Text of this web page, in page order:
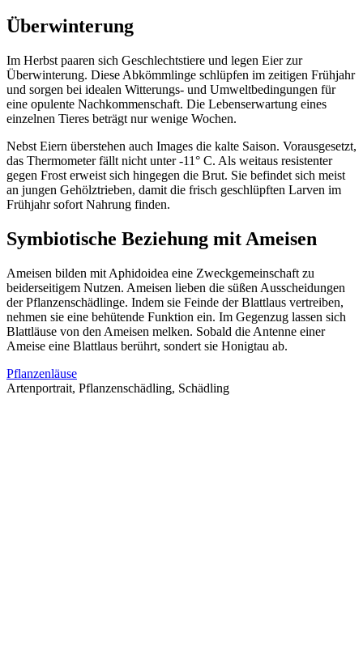
Überwinterung
Im Herbst paaren sich Geschlechtstiere und legen Eier zur
Überwinterung. Diese Abkömmlinge schlüpfen im zeitigen Frühjahr
und sorgen bei idealen Witterungs- und Umweltbedingungen für
eine opulente Nachkommenschaft. Die Lebenserwartung eines
einzelnen Tieres beträgt nur wenige Wochen.
Nebst Eiern überstehen auch Images die kalte Saison. Vorausgesetzt,
das Thermometer fällt nicht unter -11° C. Als weitaus resistenter
gegen Frost erweist sich hingegen die Brut. Sie befindet sich meist
an jungen Gehölztrieben, damit die frisch geschlüpften Larven im
Frühjahr sofort Nahrung finden.
Symbiotische Beziehung mit Ameisen
Ameisen bilden mit Aphidoidea eine Zweckgemeinschaft zu
beiderseitigem Nutzen. Ameisen lieben die süßen Ausscheidungen
der Pflanzenschädlinge. Indem sie Feinde der Blattlaus vertreiben,
nehmen sie eine behütende Funktion ein. Im Gegenzug lassen sich
Blattläuse von den Ameisen melken. Sobald die Antenne einer
Ameise eine Blattlaus berührt, sondert sie Honigtau ab.
Pflanzenläuse
Artenportrait, Pflanzenschädling, Schädling